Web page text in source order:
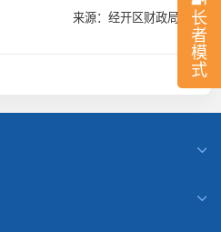
长
者
模
式
来源：经开区财政局